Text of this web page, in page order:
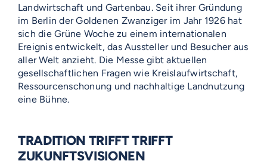
Landwirtschaft und Gartenbau. Seit ihrer Gründung
im Berlin der Goldenen Zwanziger im Jahr 1926 hat
sich die Grüne Woche zu einem internationalen
Ereignis entwickelt, das Aussteller und Besucher aus
aller Welt anzieht. Die Messe gibt aktuellen
gesellschaftlichen Fragen wie Kreislaufwirtschaft,
Ressourcenschonung und nachhaltige Landnutzung
eine Bühne.
TRADITION TRIFFT TRIFFT
ZUKUNFTSVISIONEN